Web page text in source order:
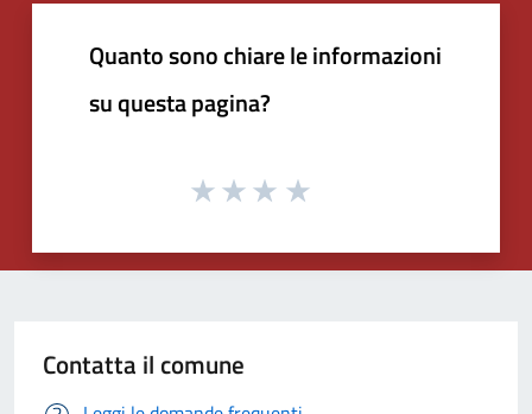
Quanto sono chiare le informazioni
su questa pagina?
Contatta il comune